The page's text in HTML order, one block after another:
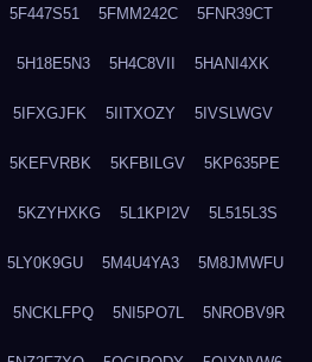
5F447S51 5FMM242C 5FNR39CT
5H18E5N3 5H4C8VII 5HANI4XK
5IFXGJFK 5IITXOZY 5IVSLWGV
5KEFVRBK 5KFBILGV 5KP635PE
5KZYHXKG 5L1KPI2V 5L515L3S
5LY0K9GU 5M4U4YA3 5M8JMWFU
5NCKLFPQ 5NI5PO7L 5NROBV9R